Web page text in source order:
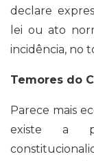
declare
lei ou ato
incidência, no
Temores do
Parece mais
existe a